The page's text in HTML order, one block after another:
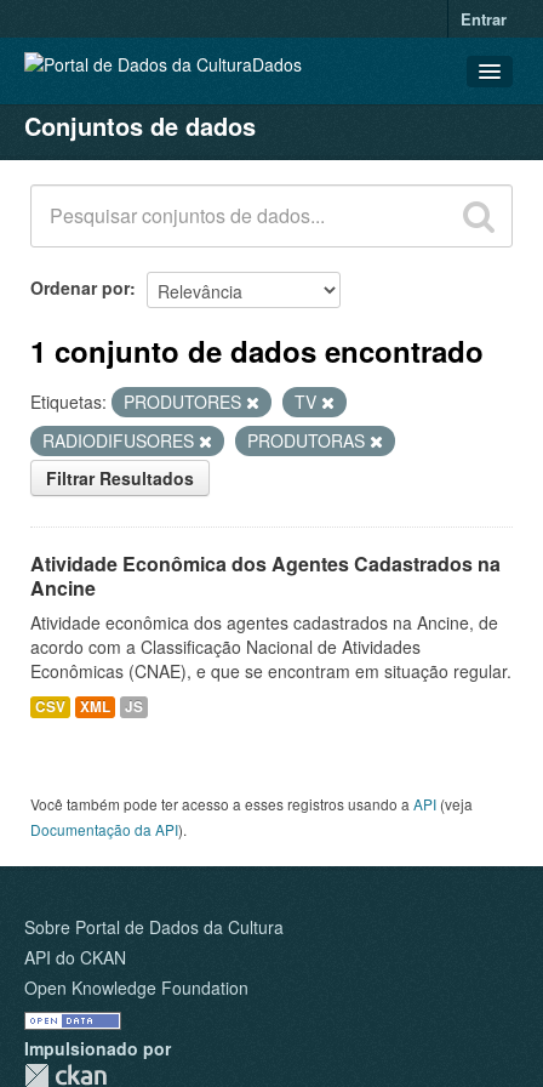
Entrar
CONJUNTOS DE DADOS
ORGANIZAÇÕES
GRUPOS
SOBRE
Conjuntos de dados
Ordenar por
1 conjunto de dados encontrado
Etiquetas: PRODUTORES
TV
RADIODIFUSORES
PRODUTORAS
Filtrar Resultados
Atividade Econômica dos Agentes Cadastrados na
Ancine
Atividade econômica dos agentes cadastrados na Ancine, de
acordo com a Classificação Nacional de Atividades
Econômicas (CNAE), e que se encontram em situação regular.
CSV XML JS
Você também pode ter acesso a esses registros usando a API (veja
Documentação da API).
Sobre Portal de Dados da Cultura
API do CKAN
Open Knowledge Foundation
Impulsionado por